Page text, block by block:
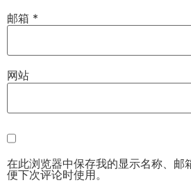
邮箱 *
网站
在此浏览器中保存我的显示名称、邮
便下次评论时使用。